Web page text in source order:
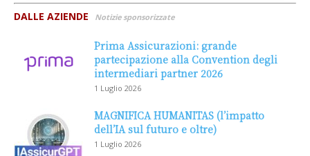
DALLE AZIENDE Notizie sponsorizzate
Prima Assicurazioni: grande
partecipazione alla Convention degli
intermediari partner 2026
1 Luglio 2026
MAGNIFICA HUMANITAS (l’impatto
dell’IA sul futuro e oltre)
1 Luglio 2026